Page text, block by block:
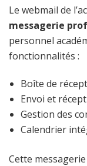
Le webmail de
messagerie
personnel
fonctionnalités :
Boîte de
Envoi et
Gestion des
Calendrier
Cette